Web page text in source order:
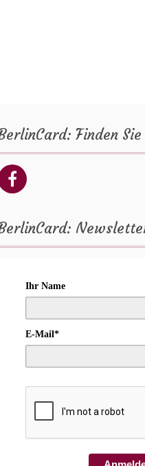
Finden
Ihr Name
E-Mail*